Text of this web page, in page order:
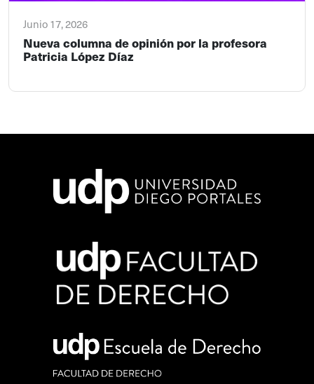
Junio 17, 2026
Nueva columna de opinión por la profesora
Patricia López Díaz